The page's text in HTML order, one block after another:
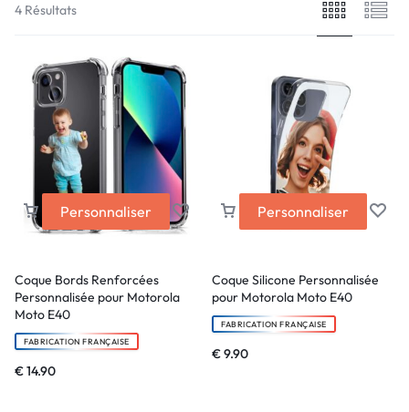
4 Résultats
Personnaliser
Coque Bords Renforcées
Personnalisée pour Motorola
Moto E40
FABRICATION FRANÇAISE
€14.90
Personnaliser
Coque Silicone Personnalisée
pour Motorola Moto E40
FABRICATION FRANÇAISE
€9.90